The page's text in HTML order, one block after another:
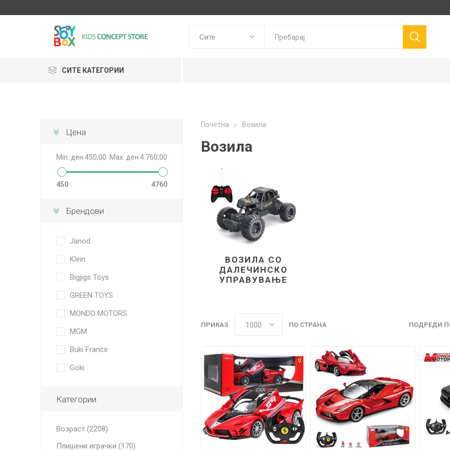
СИТЕ КАТЕГОРИИ
Janod
GLOBBER
Lilliputiens
Почетна Возила
Возила
ВОЗИЛА СО
ДАЛЕЧИНСКО
УПРАВУВАЊЕ
ПОДРЕДИ
ПРИКАЗ ПО СТРАНА
Цена
Min: ден 450,00 Max: ден 4.760,00
450 4760
Брендови
Janod
Klein
Bigjigs Toys
GREEN TOYS
MONDO MOTORS
MGM
Buki France
Goki
Категории
Возраст (2208)
Плишени играчки (170)